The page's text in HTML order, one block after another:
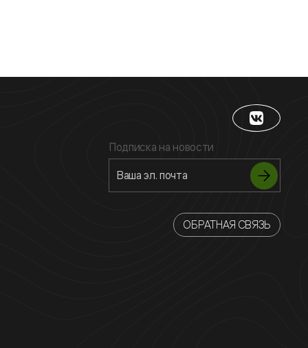
Подписка на новости
ОБРАТНАЯ СВЯЗЬ